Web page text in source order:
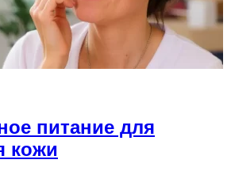
питание для
кожи